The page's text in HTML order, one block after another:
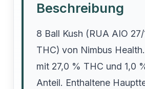
Beschreibung
8 Ball Kush (RUA AIO 27/
THC) von Nimbus
mit 27,0 % THC und 1,0
Anteil. Enthaltene